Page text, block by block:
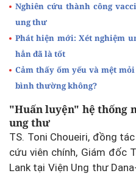
Nghiên cứu thành công
ung thư
Phát hiện mới: Xét nghiệm
hẳn đã là tốt
Cảm thấy ốm yếu và mệt
bình thường không?
"Huấn luyện" hệ thống
ung thư
TS. Toni Choueiri, đồng
cứu viên chính, Giám đốc
Lank tại Viện Ung thư